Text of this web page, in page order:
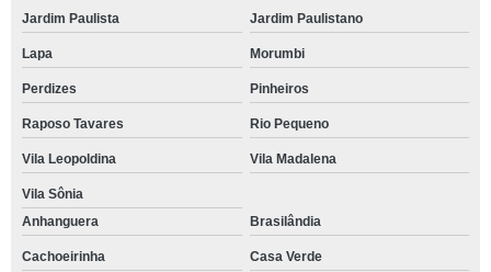
Jardim Paulista Jardim Paulistano
Lapa Morumbi
Perdizes Pinheiros
Raposo Tavares Rio Pequeno
Vila Leopoldina Vila Madalena
Vila Sônia
Anhanguera
Brasilândia
Cachoeirinha Casa Verde